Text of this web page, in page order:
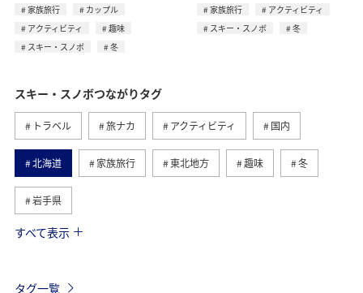
家族旅行
カップル
アクティビティ
趣味
スキー・スノボ
冬
家族旅行
アクティビティ
スキー・スノボ
冬
スキー・スノボつながりタグ
トラベル 旅ナカ アクティビティ 国内
北海道 家族旅行 東北地方 趣味 冬
岩手県
カップル
すべて表示
タグ一覧